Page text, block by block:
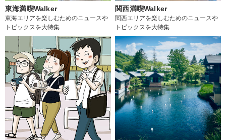
東海満喫Walker
東海エリアを楽しむためのニュースや
トピックスを大特集
関西満喫Walker
関西エリアを楽しむためのニュースや
トピックスを大特集